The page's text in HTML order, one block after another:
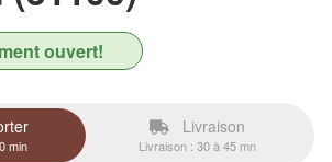
ouvert!
min
Livraison
Livraison : 30 à 45 mn